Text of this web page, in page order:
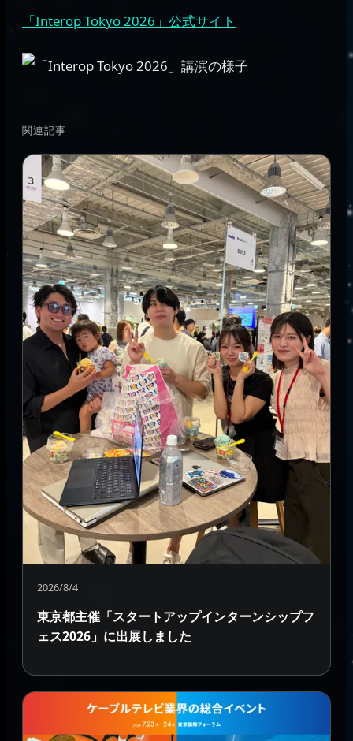
「Interop Tokyo 2026」公式サイト
関連記事
2026/8/4
東京都主催「スタートアップインターンシップフ
ェス2026」に出展しました